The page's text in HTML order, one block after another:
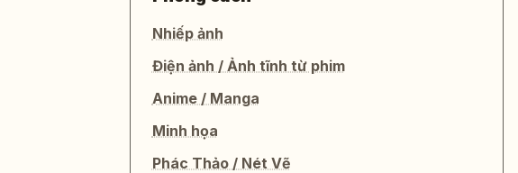
Nhiếp ảnh
Điện ảnh / Ảnh tĩnh từ phim
Anime / Manga
Minh họa
Phác Thảo / Nét Vẽ